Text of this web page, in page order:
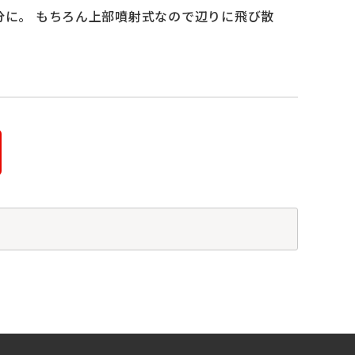
。 もちろん上部噴射式なので辺りに飛び散